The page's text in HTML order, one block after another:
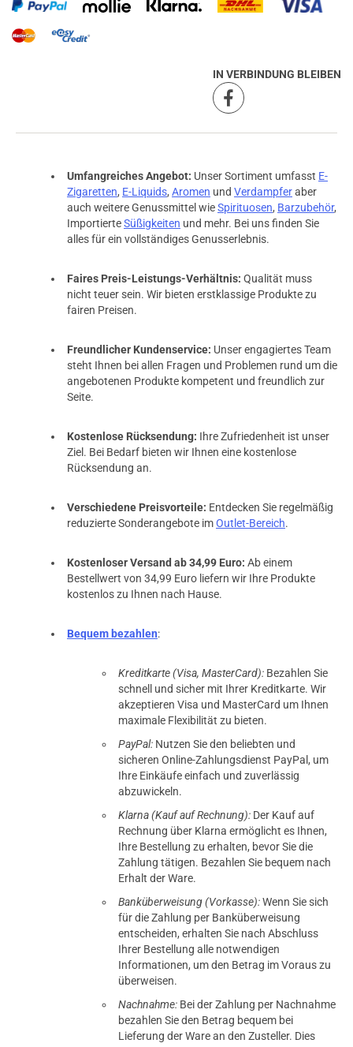
IN VERBINDUNG BLEIBEN
Umfangreiches Angebot: Unser Sortiment umfasst E-
Zigaretten, E-Liquids, Aromen und Verdampferaber
auch weitere Genussmittel wieSpirituosen, Barzubehör,
ImportierteSüßigkeiten und mehr. Bei uns finden Sie
alles für ein vollständiges Genusserlebnis.
Faires Preis-Leistungs-Verhältnis: Qualität muss
nicht teuer sein. Wir bieten erstklassige Produkte zu
fairen Preisen.
Freundlicher Kundenservice: Unser engagiertes Team
steht Ihnen bei allen Fragen und Problemen rund um die
angebotenen Produkte kompetent und freundlich zur
Seite.
Kostenlose Rücksendung: Ihre Zufriedenheit ist unser
Ziel. Bei Bedarf bieten wir Ihnen eine kostenlose
Rücksendung an.
Verschiedene Preisvorteile: Entdecken Sie regelmäßig
reduzierte Sonderangebote imOutlet-Bereich.
Kostenloser Versand ab 34,99 Euro: Ab einem
Bestellwert von 34,99 Euro liefern wir Ihre Produkte
kostenlos zu Ihnen nach Hause.
Bequem bezahlen:
Kreditkarte (Visa, MasterCard): Bezahlen Sie
schnell und sicher mit Ihrer Kreditkarte. Wir
akzeptieren Visa und MasterCard um Ihnen
maximale Flexibilität zu bieten.
PayPal: Nutzen Sie den beliebten und
sicheren Online-Zahlungsdienst PayPal, um
Ihre Einkäufe einfach und zuverlässig
abzuwickeln.
Klarna (Kauf auf Rechnung): Der Kauf auf
Rechnung über Klarna ermöglicht es Ihnen,
Ihre Bestellung zu erhalten, bevor Sie die
Zahlung tätigen. Bezahlen Sie bequem nach
Erhalt der Ware.
Banküberweisung (Vorkasse):Wenn Sie sich
für die Zahlung per Banküberweisung
entscheiden, erhalten Sie nach Abschluss
Ihrer Bestellung alle notwendigen
Informationen, um den Betrag im Voraus zu
überweisen.
Nachnahme: Bei der Zahlung per Nachnahme
bezahlen Sie den Betrag bequem bei
Lieferung der Ware an den Zusteller. Dies